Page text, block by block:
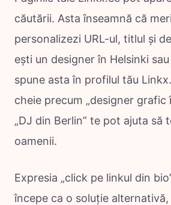
căutării. Asta înseamnă că
personalizezi URL-ul, titlul și
ești un designer în Helsinki
spune asta în profilul tău
cheie precum „designer grafic
„DJ din Berlin” te pot ajuta să
oamenii.
Expresia „click pe linkul din
începe ca o soluție